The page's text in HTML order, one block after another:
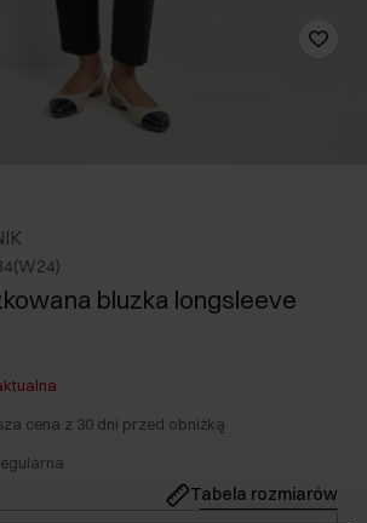
bluzka longsleeve
cena z 30 dni przed obniżką
Tabela rozmiarów